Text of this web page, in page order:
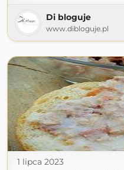
Di bloguje
www.dibloguje.pl
1 lipca 2023